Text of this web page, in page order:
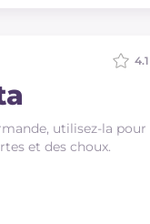
utilisez-la pour
et des choux.
4.1